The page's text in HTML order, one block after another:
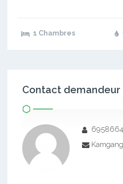
1 Chambres
Contact demandeur